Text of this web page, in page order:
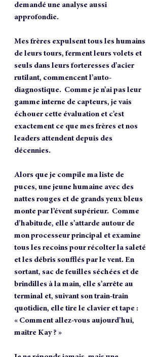
demandé une analyse aussi
approfondie.
Mes frères expulsent tous les humains
de leurs tours, ferment leurs volets et
seuls dans leurs forteresses d’acier
rutilant, commencent l’auto-
diagnostique.  Comme je n’ai pas leur
gamme interne de capteurs, je vais
échouer cette évaluation et c’est
exactement ce que mes frères et nos
leaders attendent depuis des
décennies.
Alors que je compile ma liste de
puces, une jeune humaine avec des
nattes rouges et de grands yeux bleus
monte par l’évent supérieur.  Comme
d’habitude, elle s’attarde autour de
mon processeur principal et examine
tous les recoins pour récolter la saleté
et les débris soufflés par le vent. En
sortant, sac de feuilles séchées et de
brindilles à la main, elle s’arrête au
terminal et, suivant son train-train
quotidien, elle tire le clavier et tape :
« Comment allez-vous aujourd’hui,
maître Kay ? »